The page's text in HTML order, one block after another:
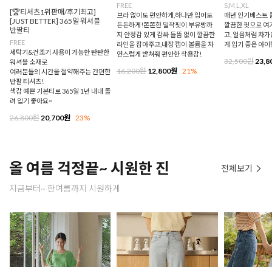
[🏆티셔츠1위판매/후기최고]
[JUST BETTER] 365일 워셔블
반팔티
FREE
세탁기&건조기 사용이 가능한 탄탄한
워셔블 소재로
여러분들의 시간을 절약해주는 간편한
반팔 티셔츠!
색감 예쁜 기본티로 365일 1년 내내 돌
려 입기 좋아요~
26,800원 20,700원 23%
FREE
브라 없이도 편안하게,하나만 입어도
든든하게!쫀쫀한 밀착핏이 부유방까
지 안정감 있게 감싸 들뜸 없이 깔끔한
라인을 잡아주고,내장 캡이 볼륨을 자
연스럽게 받쳐줘 편안한 착용감!
16,200원12,800원 21%
S,M,L,XL
매년 인기베스트
깔끔한 핏으로 여
고, 얼음처럼 차
게 입기 좋은 아이
32,500원
올 여름 걱정끝~ 시원한 진
지금부터~ 한여름까지 시원하게
전체보기